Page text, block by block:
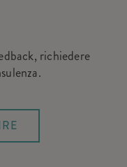
richiedere